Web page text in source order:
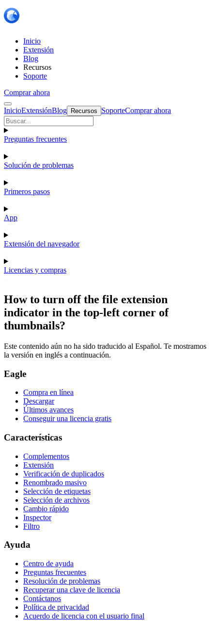
Inicio
Extensión
Blog
Recursos
Soporte
Comprar ahora
InicioExtensiónBlog Recursos SoporteComprar ahora
Preguntas frecuentes
Solución de problemas
Primeros pasos
App
Extensión del navegador
Licencias y compras
How to turn off the file extension
indicator in the top-left corner of
thumbnails?
Este contenido aún no ha sido traducido al Español. Te mostramos
la versión en inglés a continuación.
Eagle
Compra en línea
Descargar
Últimos avances
Conseguir una licencia gratis
Características
Complementos
Extensión
Verificación de duplicados
Renombrado masivo
Selección de etiquetas
Selección de archivos
Cambio rápido
Inspector
Filtro
Ayuda
Centro de ayuda
Preguntas frecuentes
Resolución de problemas
Recuperar una clave de licencia
Contáctanos
Política de privacidad
Acuerdo de licencia con el usuario final